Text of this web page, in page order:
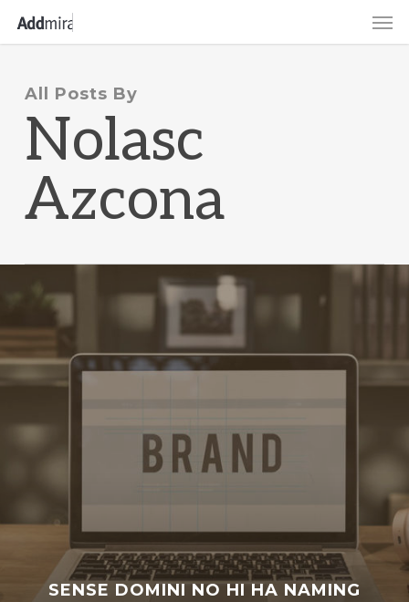
main
All Posts By
Nolasc
Azcona
SENSE DOMINI NO HI HA NAMING